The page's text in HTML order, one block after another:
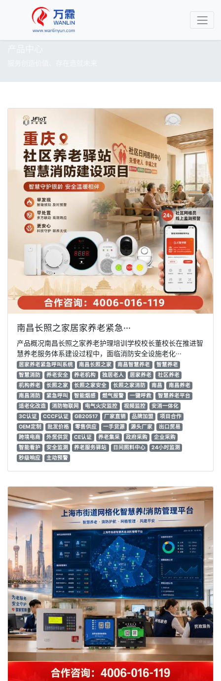
南昌长照之家居家养老紧急···
产品概况南昌长照之家养老护理培训学校校长董校长在推进智
慧养老服务体系建设过程中，面临消防安全设施老化···
居家养老紧急呼叫系统 南昌长照之家 南昌智慧养老
智慧养老
智慧消防
养老安全 养老机构 独居老人 居家养老
社区养老
机构养老
长照之家 长照之家安全 长照之家消防 南昌
南昌养老
南昌消防
紧急呼叫 智能烟感 燃气报警 一键呼救
智慧养老平台
适老化改造
消防物联网 电气火灾监控 视频监控
安消一体化
3C认证
CCCF认证 GB20517 厂家直销 品牌加盟
项目合作
OEM定制
批发价格 零售供应 一手货源 源头厂家
出口贸易
跨境电商
外贸供货 CE认证 养老集采 政府采购
企业采购
智能看护
安全监测 养老服务驿站 日间照料中心
24小时监测
秒级响应
主动预警